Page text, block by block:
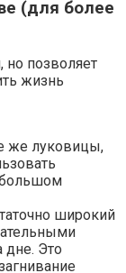
(для более
но позволяет
жизнь
же луковицы,
широкий
Это